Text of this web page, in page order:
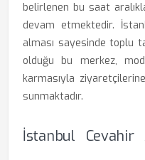
belirlenen bu saat
devam etmektedir.
alması sayesinde toplu
olduğu bu merkez,
karmasıyla
sunmaktadır.
İstanbul Cevahir